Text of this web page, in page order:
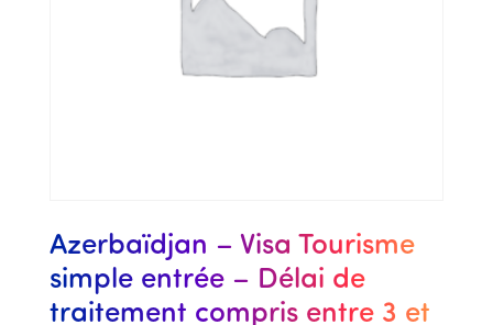
Azerbaïdjan – Visa Tourisme
simple entrée – Délai de
traitement compris entre 3 et